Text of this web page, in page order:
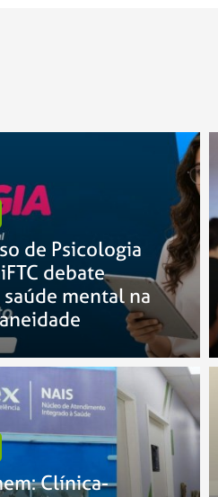
de Psicologia
debate
mental na
Clínica-